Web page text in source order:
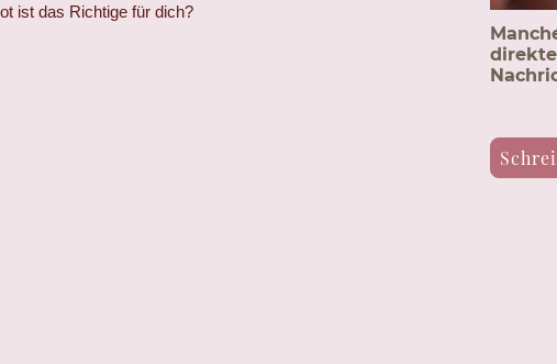
ist das Richtige für dich?